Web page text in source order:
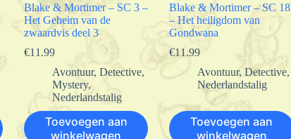
Blake & Mortimer – SC 3 –
Het Geheim van de
zwaardvis deel 3
€11.99
Avontuur,Detective,
Mystery,
Nederlandstalig
Toevoegen aan
winkelwagen
Blake & Mortimer – SC 18
– Het heiligdom van
Gondwana
€11.99
Avontuur,Detective,
Nederlandstalig
Toevoegen aan
winkelwagen